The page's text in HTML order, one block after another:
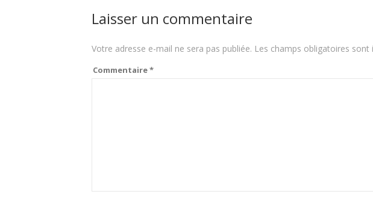
Laisser un commentaire
Votre adresse e-mail ne sera pas publiée. Les champs obligatoires sont
Commentaire*